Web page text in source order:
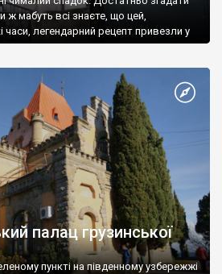
ж мабуть всі знаєте, що цей,
часи, легендарний рецепт привезли у
палац грузинської
пункті на південному узбережжі